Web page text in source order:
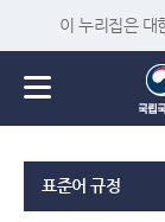
이 누리집은 대
표준어 규정